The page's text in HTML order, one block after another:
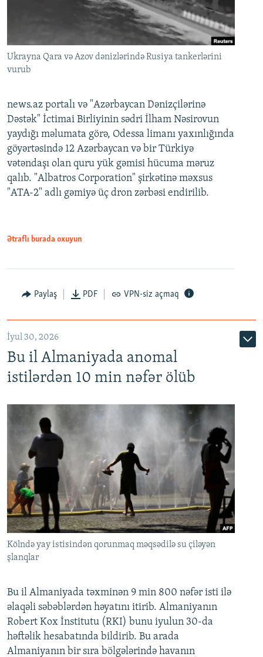
Ukrayna Qara və Azov dənizlərində Rusiya tankerlərini
vurub
news.az portalı və "Azərbaycan Dənizçilərinə
Dəstək" İctimai Birliyinin sədri İlham Nəsirovun
yaydığı məlumata görə, Odessa limanı yaxınlığında
göyərtəsində 12 Azərbaycan və bir Türkiyə
vətəndaşı olan quru yük gəmisi hücuma məruz
qalıb. "Albatros Corporation" şirkətinə məxsus
"ATA-2" adlı gəmiyə üç dron zərbəsi endirilib.
Ətraflı burada oxuyun
Paylaş PDF VPN-siz açmaq
İyul 30, 2026
Bu il Almaniyada anomal
istilərdən 10 min nəfər ölüb
Kölndə yay istisindən qorunmaq məqsədilə su çiləyən
şlanqlar
Bu il Almaniyada təxminən 9 min 800 nəfər isti ilə
əlaqəli səbəblərdən həyatını itirib. Almaniyanın
Robert Kox İnstitutu (RKI) bunu iyulun 30-da
həftəlik hesabatında bildirib. Bu arada
Almaniyanın bir sıra bölgələrində havanın